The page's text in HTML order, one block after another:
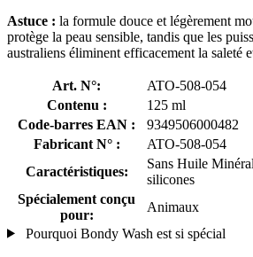
Astuce : la formule douce et légèrement
protège la peau sensible, tandis que les
australiens éliminent efficacement la saleté
Art. N°:
ATO-508-054
Contenu :
125 ml
Code-barres EAN :
9349506000482
Fabricant N° :
ATO-508-054
Caractéristiques:
Sans Huile
silicones
Spécialement conçu
pour:
Animaux
Pourquoi Bondy Wash est si spécial